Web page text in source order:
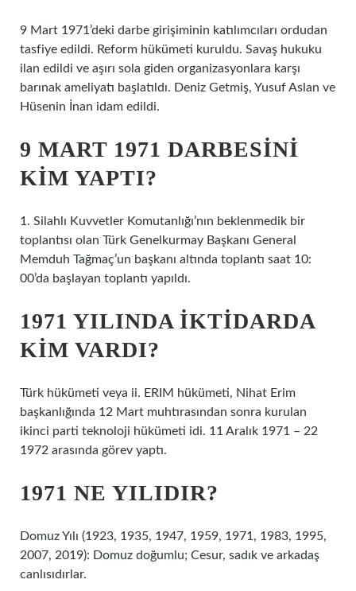
9 Mart 1971’deki darbe girişiminin katılımcıları ordudan
tasfiye edildi. Reform hükümeti kuruldu. Savaş hukuku
ilan edildi ve aşırı sola giden organizasyonlara karşı
barınak ameliyatı başlatıldı. Deniz Getmiş, Yusuf Aslan ve
Hüsenin İnan idam edildi.
9 MART 1971 DARBESINI
KIM YAPTI?
1. Silahlı Kuvvetler Komutanlığı’nın beklenmedik bir
toplantısı olan Türk Genelkurmay Başkanı General
Memduh Tağmaç’un başkanı altında toplantı saat 10:
00’da başlayan toplantı yapıldı.
1971 YILINDA IKTIDARDA
KIM VARDI?
Türk hükümeti veya ii. ERIM hükümeti, Nihat Erim
başkanlığında 12 Mart muhtırasından sonra kurulan
ikinci parti teknoloji hükümeti idi. 11 Aralık 1971 – 22
1972 arasında görev yaptı.
1971 NE YILIDIR?
Domuz Yılı (1923, 1935, 1947, 1959, 1971, 1983, 1995,
2007, 2019): Domuz doğumlu; Cesur, sadık ve arkadaş
canlısıdırlar.